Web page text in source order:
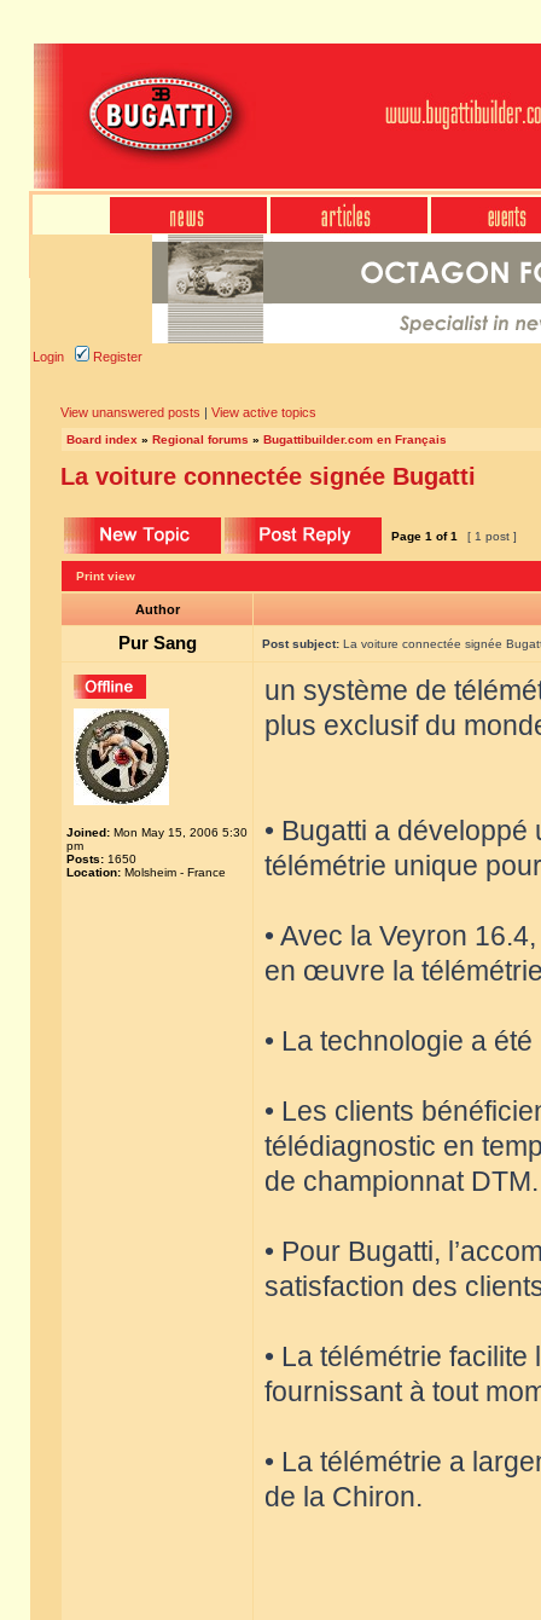
Login Register
View unanswered posts | View active topics
Board index » Regional forums » Bugattibuilder.com en Français
La voiture connectée signée Bugatti
Page 1 of1 [ 1 post ]
Print view
Author
Pur Sang Post subject: La voiture connectée signée
Joined: Mon May 15, 2006 5:30
pm
Posts: 1650
Location: Molsheim - France
un système de
plus exclusif du
• Bugatti a
télémétrie unique
• Avec la Veyron
en œuvre la
• La technologie a
• Les clients
télédiagnostic en
de championnat DTM.
• Pour Bugatti,
satisfaction des
• La télémétrie
fournissant à tout
• La télémétrie a
de la Chiron.